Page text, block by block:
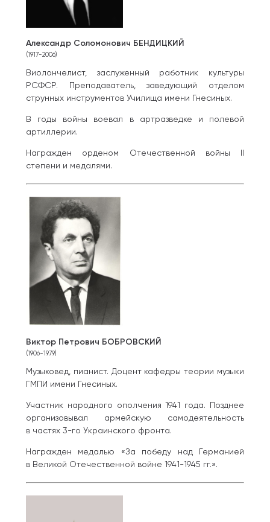
Александр Соломонович БЕНДИЦКИЙ
(1917-2006)
Виолончелист, заслуженный работник культуры
РСФСР. Преподаватель, заведующий отделом
струнных инструментов Училища имени Гнесиных.
В годы войны воевал в артразведке и полевой
артиллерии.
Награжден орденом Отечественной войны II
степени и медалями.
Виктор Петрович БОБРОВСКИЙ
(1906-1979)
Музыковед, пианист. Доцент кафедры теории музыки
ГМПИ имени Гнесиных.
Участник народного ополчения 1941 года. Позднее
организовывал армейскую самодеятельность
в частях 3-го Украинского фронта.
Награжден медалью «За победу над Германией
в Великой Отечественной войне 1941-1945 гг.».